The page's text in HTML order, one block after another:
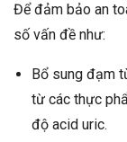
Để đảm bảo an
số vấn đề như:
Bổ sung đạm
từ các thực
độ acid uric.